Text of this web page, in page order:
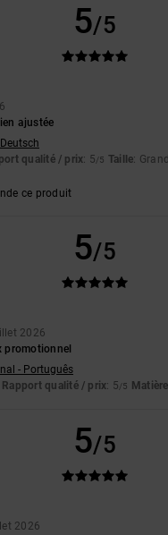
5/5
ajustée
qualité / prix: 5/5 Taille: Grand
ce produit
5/5
2026
promotionnel
- Português
Rapport qualité / prix: 5/5 Matière
5/5
2026